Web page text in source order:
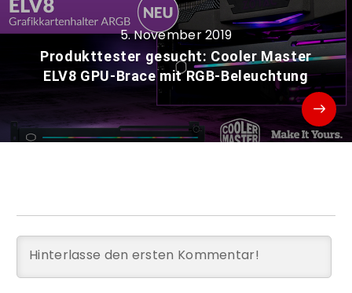
5. November 2019
Produkttester gesucht: Cooler Master
ELV8 GPU-Brace mit RGB-Beleuchtung